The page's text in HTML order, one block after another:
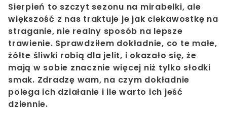
Sierpień to szczyt sezonu na mirabelki, ale
większość z nas traktuje je jak ciekawostkę na
straganie, nie realny sposób na lepsze
trawienie. Sprawdziłem dokładnie, co te małe,
żółte śliwki robią dla jelit, i okazało się, że
mają w sobie znacznie więcej niż tylko słodki
smak. Zdradzę wam, na czym dokładnie
polega ich działanie i ile warto ich jeść
dziennie.